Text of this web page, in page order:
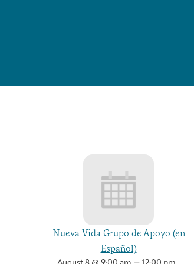
Nueva Vida Grupo de Apoyo (en
Español)